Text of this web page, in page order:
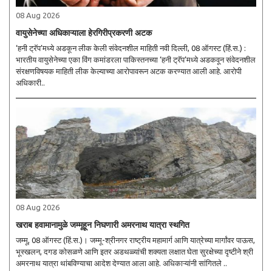
08 Aug 2026
वायुसेनेच्या अधिकाऱ्याला हेरगिरीप्रकरणी अटक
‘हनी ट्रॅप’मध्ये अडकून लीक केली संवेदनशील माहिती नवी दिल्ली, 08 ऑगस्ट (हिं.स.) :
भारतीय वायुसेनेच्या एका विंग कमांडरला पाकिस्तनच्या ‘हनी ट्रॅप’मध्ये अडकवून संवेदनशील
संरक्षणविषयक माहिती लीक केल्याच्या आरोपावरून अटक करण्यात आली आहे. आरोपी
अधिकारी..
08 Aug 2026
खराब हवामानामुळे जम्मूहून निघणारी अमरनाथ यात्रा स्थगित
जम्मू, 08 ऑगस्ट (हिं.स.)। जम्मू-श्रीनगर राष्ट्रीय महामार्ग आणि यात्रेच्या मार्गांवर पाऊस,
भूस्खलन, दगड कोसळणे आणि इतर अडथळ्यांची शक्यता लक्षात घेता सुरक्षेच्या दृष्टीने श्री
अमरनाथ यात्रा थांबविण्याचा आदेश देण्यात आला आहे. अधिकाऱ्यांनी सांगितले ..